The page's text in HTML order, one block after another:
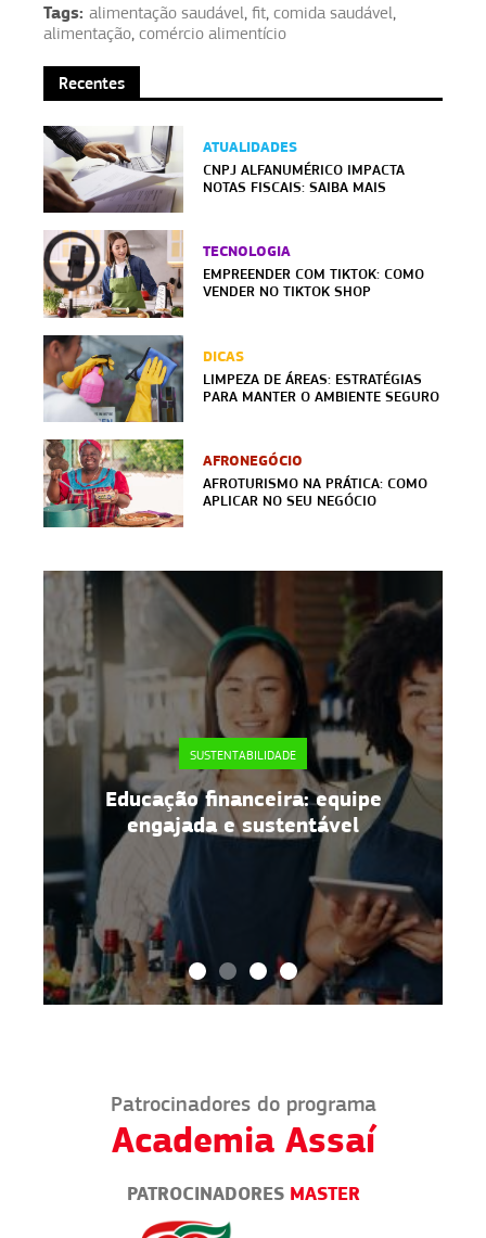
Tags: alimentação saudável, fit, comida saudável,
alimentação, comércio alimentício
Recentes
ATUALIDADES
CNPJ ALFANUMÉRICO IMPACTA
NOTAS FISCAIS: SAIBA MAIS
TECNOLOGIA
EMPREENDER COM TIKTOK: COMO
VENDER NO TIKTOK SHOP
DICAS
LIMPEZA DE ÁREAS: ESTRATÉGIAS
PARA MANTER O AMBIENTE SEGURO
AFRONEGÓCIO
AFROTURISMO NA PRÁTICA: COMO
APLICAR NO SEU NEGÓCIO
SUSTENTABILIDADE
Embalagens flexíveis: benefícios
para o seu negócio
Patrocinadores do programa
Academia Assaí
PATROCINADORES MASTER